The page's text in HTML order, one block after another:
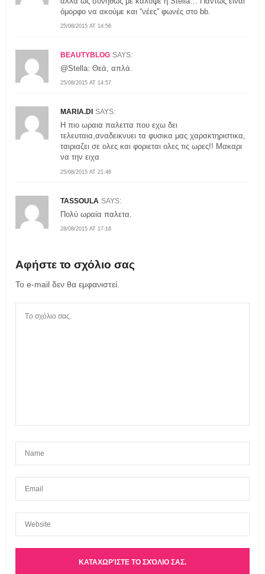
25/08/2015 AT 14:56
όμορφο να ακούμε και “νέες” φωνές στο bb.
BEAUTYBLOG SAYS:
25/08/2015 AT 14:57
@Stella: Θεά, απλά.
MARIA.DI SAYS:
25/08/2015 AT 21:46
Η πιο ωραια παλεττα που εχω δει
τελευταια,αναδεικνυει τα φυσικα μας χαρακτηριστικα,
ταιριαζει σε ολες και φοριεται ολες τις ωρες!! Μακαρι
να την ειχα
TASSOULA SAYS:
28/08/2015 AT 17:16
Πολύ ωραία παλετα.
Αφήστε το σχόλιο σας
Το e-mail δεν θα εμφανιστεί.